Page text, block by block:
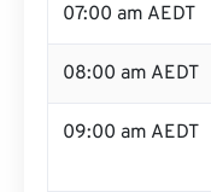
07:00 am AEDT
08:00 am AEDT
09:00 am AEDT